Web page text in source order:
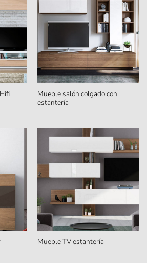
Mueble salón colgado con
estantería
Mueble TV estantería